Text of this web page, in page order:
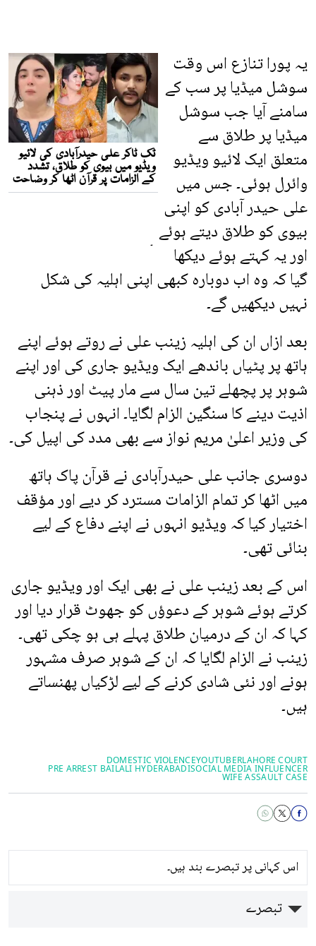
۔
یہ پورا تنازع اس وقت
سوشل میڈیا پر سب کے
سامنے آیا جب سوشل
میڈیا پر طلاق سے
متعلق ایک لائیو ویڈیو
وائرل ہوئی۔ جس میں
علی حیدر آبادی کو اپنی
بیوی کو طلاق دیتے ہوئے
اور یہ کہتے ہوئے دیکھا
گیا کہ وہ اب دوبارہ کبھی اپنی اہلیہ کی شکل
نہیں دیکھیں گے۔
بعد ازاں ان کی اہلیہ زینب علی نے روتے ہوئے اپنے
ہاتھ پر پٹیاں باندھے ایک ویڈیو جاری کی اور اپنے
شوہر پر پچھلے تین سال سے مار پیٹ اور ذہنی
اذیت دینے کا سنگین الزام لگایا۔ انہوں نے پنجاب
کی وزیر اعلیٰ مریم نواز سے بھی مدد کی اپیل کی۔
دوسری جانب علی حیدرآبادی نے قرآن پاک ہاتھ
میں اٹھا کر تمام الزامات مسترد کر دیے اور مؤقف
اختیار کیا کہ ویڈیو انہوں نے اپنے دفاع کے لیے
بنائی تھی۔
اس کے بعد زینب علی نے بھی ایک اور ویڈیو جاری
کرتے ہوئے شوہر کے دعوؤں کو جھوٹ قرار دیا اور
کہا کہ ان کے درمیان طلاق پہلے ہی ہو چکی تھی۔
زینب نے الزام لگایا کہ ان کے شوہر صرف مشہور
ہونے اور نئی شادی کرنے کے لیے لڑکیاں پھنساتے
ہیں۔
LAHORE COURT
YOUTUBER
DOMESTIC VIOLENCE
SOCIAL MEDIA INFLUENCER
ALI HYDERABADI
PRE ARREST BAIL
WIFE ASSAULT CASE
اس کہانی پر تبصرے بند ہیں۔
تبصرے